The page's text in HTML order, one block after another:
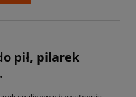
pił, pilarek